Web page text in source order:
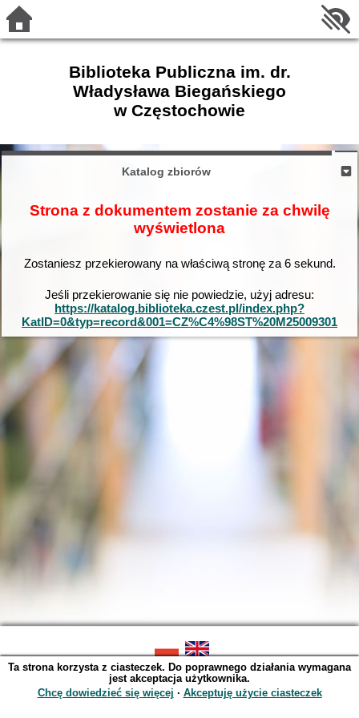
Biblioteka Publiczna im. dr.
Władysława Biegańskiego
w Częstochowie
Katalog zbiorów
Strona z dokumentem zostanie za chwilę
wyświetlona
Zostaniesz przekierowany na właściwą stronę za 6sekund.
Jeśli przekierowanie się nie powiedzie, użyj adresu:
https://katalog.biblioteka.czest.pl/index.php?
KatID=0&typ=record&001=CZ%C4%98ST%20M25009301
SOWA OPAC v. 6.11.9 (2026-07-21)
Wygenerowano w 0,0041 s.
Ta strona korzysta z ciasteczek. Do poprawnego działania wymagana
jest akceptacja użytkownika.
Chcę dowiedzieć się więcej ∙ Akceptuję użycie ciasteczek